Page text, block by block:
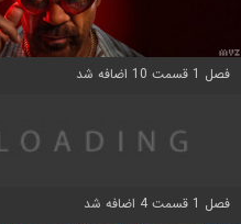
فصل 1 قسمت 10 اضافه شد
فصل 1 قسمت 4 اضافه شد